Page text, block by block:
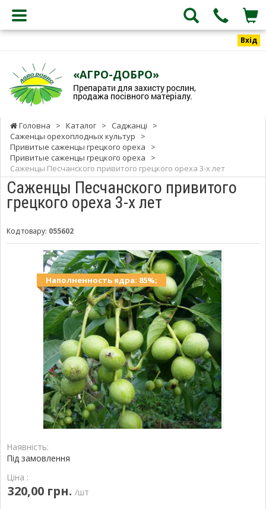
Вхід
«АГРО-ДОБРО»
Препарати для захисту рослин,
продажа посівного матеріалу.
Головна > Каталог > Саджанці
>
Саженцы орехоплодных культур
>
Привитые саженцы грецкого ореха
>
Привитые саженцы грецкого ореха
>
Саженцы Песчанского привитого грецкого ореха 3-х лет
Саженцы Песчанского привитого
грецкого ореха 3-х лет
Код товару: 055602
Наполненность ядра: 85%;
Наявність:
Під замовлення
Ціна :
320,00 грн. /шт